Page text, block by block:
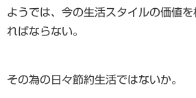
ようでは、今の生活スタイルの価値
ればならない。
その為の日々節約生活ではないか。